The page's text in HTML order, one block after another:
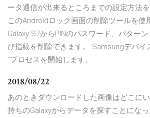
ータ通信が出来るところまでの設定方法を
このAndroidロック画面の削除ツールを使
Galaxy S7からPINのパスワード、パター
び指紋を削除できます。 Samsungデバイ
"プロセスを開始します。
2018/08/22
あのときダウンロードした画像はどこに
持ちのGalaxyからデータを探すことにな